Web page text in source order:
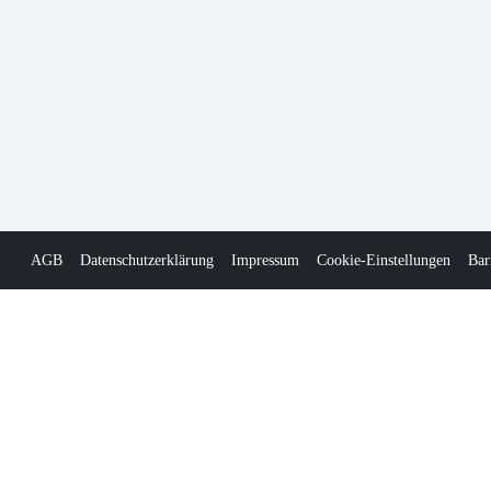
AGB Datenschutzerklärung Impressum Cookie-Einstellungen